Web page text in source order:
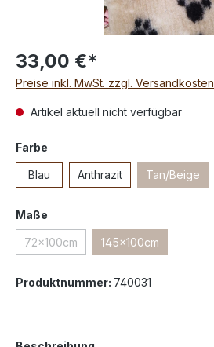
33,00 €*
Preise inkl. MwSt. zzgl. Versandkosten
Artikel aktuell nicht verfügbar
Farbe
Blau Anthrazit Tan/Beige
Maße
72x100cm 145x100cm
Produktnummer: 740031